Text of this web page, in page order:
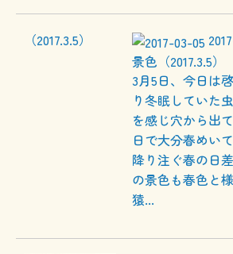
景色（2017.3.5）
3月5日、今日は
り冬眠していた
を感じ穴から出
日で大分春めい
降り注ぐ春の日
の景色も春色と
猿...